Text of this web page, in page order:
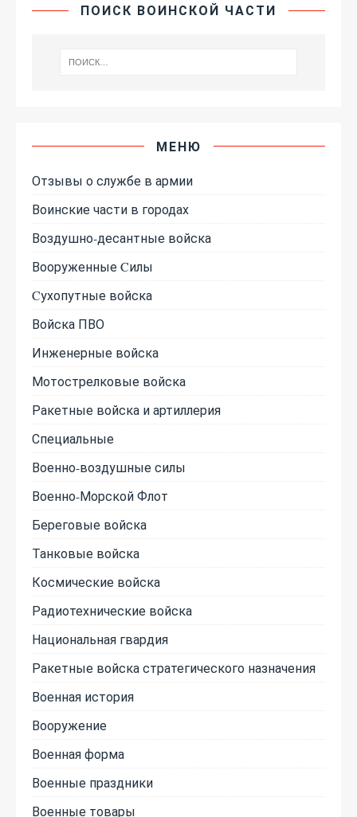
ПОИСК ВОИНСКОЙ ЧАСТИ
МЕНЮ
Отзывы о службе в армии
Воинские части в городах
Воздушно-десантные войска
Вооруженные Cилы
Cухопутные войска
Войска ПВО
Инженерные войска
Мотострелковые войска
Ракетные войска и артиллерия
Специальные
Военно-воздушные силы
Военно-Морской Флот
Береговые войска
Танковые войска
Космические войска
Радиотехнические войска
Национальная гвардия
Ракетные войска стратегического назначения
Военная история
Вооружение
Военная форма
Военные праздники
Военные товары